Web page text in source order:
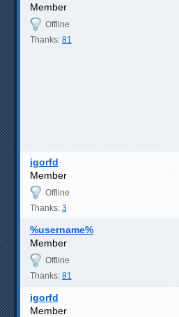
Member
Offline
Thanks: 81
igorfd
Member
Offline
Thanks: 3
%username%
Member
Offline
Thanks: 81
igorfd
Member